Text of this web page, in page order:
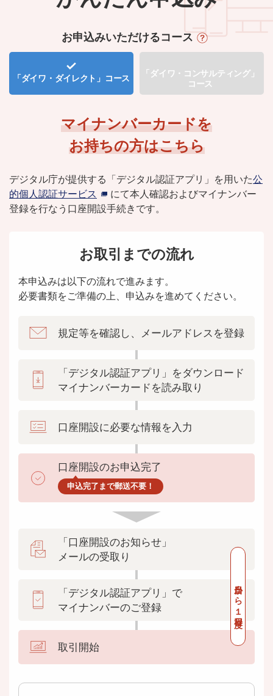
お申込みいただけるコース
「ダイワ・ダイレクト」 コース
「ダイワ・コンサルティング」
コース
マイナンバーカードを
お持ちの方はこちら
デジタル庁が提供する「デジタル認証アプリ」を用いた公
的個人認証サービス
にて本人確認およびマイナンバー
登録を行なう口座開設手続きです。
お取引までの流れ
本申込みは以下の流れで進みます。
必要書類をご準備の上、申込みを進めてください。
規定等を確認し、 メールアドレスを登録
「デジタル認証アプリ」をダウンロード
マイナンバーカードを読み取り
口座開設に必要な情報を入力
口座開設のお申込完了
申込完了まで郵送不要！
当日から１日程度
「口座開設のお知らせ」
メールの受取り
「デジタル認証アプリ」で
マイナンバーのご登録
取引開始